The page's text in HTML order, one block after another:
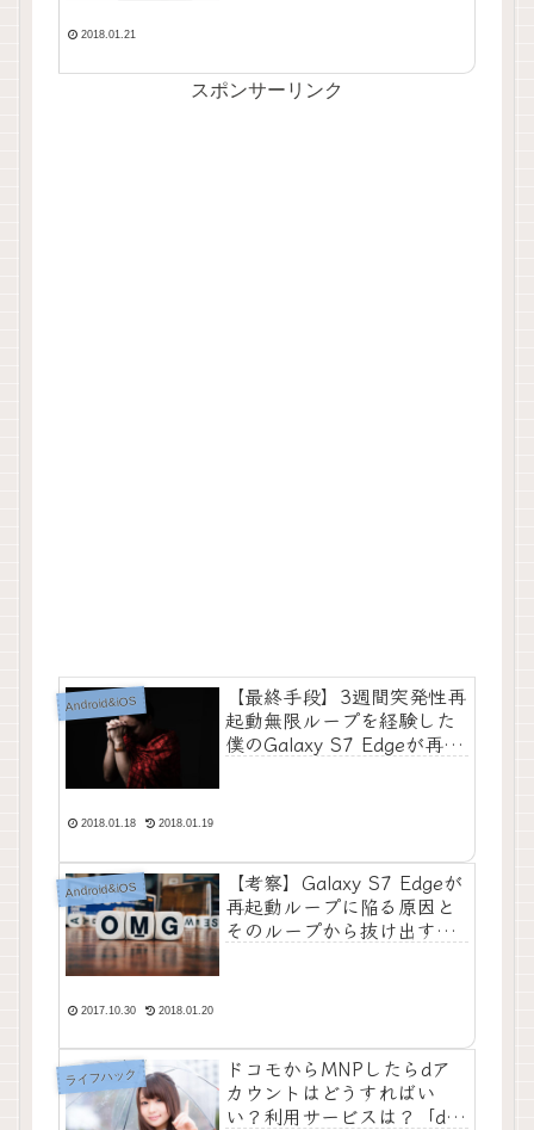
2018.01.21
スポンサーリンク
Android&iOS
【最終手段】3週間突発性再
起動無限ループを経験した
僕のGalaxy S7 Edgeが再起
2018.01.18 2018.01.19
Android&iOS
【考察】Galaxy S7 Edgeが
再起動ループに陥る原因と
そのループから抜け出す方
2017.10.30 2018.01.20
ライフハック
ドコモからMNPしたらdア
カウントはどうすればい
い？利用サービスは？「dア